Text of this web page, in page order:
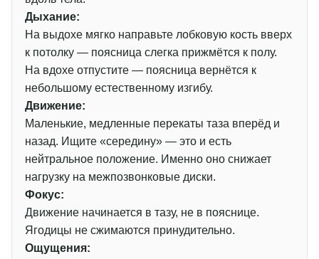
Дыхание:
На выдохе мягко направьте лобковую кость вверх
к потолку — поясница слегка прижмётся к полу.
На вдохе отпустите — поясница вернётся к
небольшому естественному изгибу.
Движение:
Маленькие, медленные перекаты таза вперёд и
назад. Ищите «середину» — это и есть
нейтральное положение. Именно оно снижает
нагрузку на межпозвонковые диски.
Фокус:
Движение начинается в тазу, не в пояснице.
Ягодицы не сжимаются принудительно.
Ощущения: